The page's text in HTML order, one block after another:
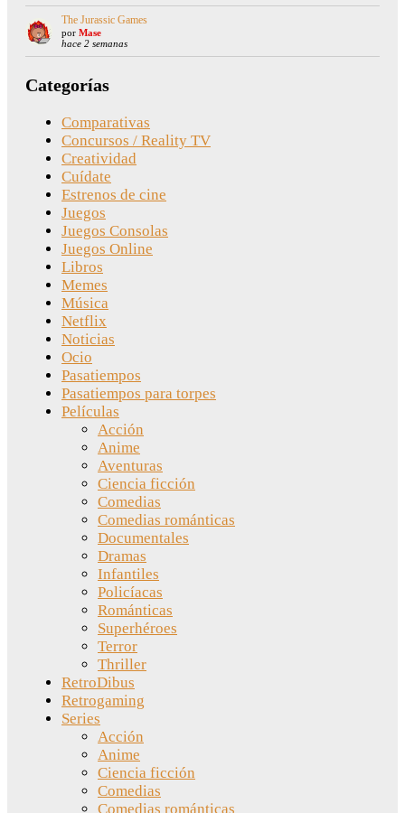
The Jurassic Games
por Mase
hace 2 semanas
Categorías
Comparativas
Concursos / Reality TV
Creatividad
Cuídate
Estrenos de cine
Juegos
Juegos Consolas
Juegos Online
Libros
Memes
Música
Netflix
Noticias
Ocio
Pasatiempos
Pasatiempos para torpes
Películas
Acción
Anime
Aventuras
Ciencia ficción
Comedias
Comedias románticas
Documentales
Dramas
Infantiles
Policíacas
Románticas
Superhéroes
Terror
Thriller
RetroDibus
Retrogaming
Series
Acción
Anime
Ciencia ficción
Comedias
Comedias románticas